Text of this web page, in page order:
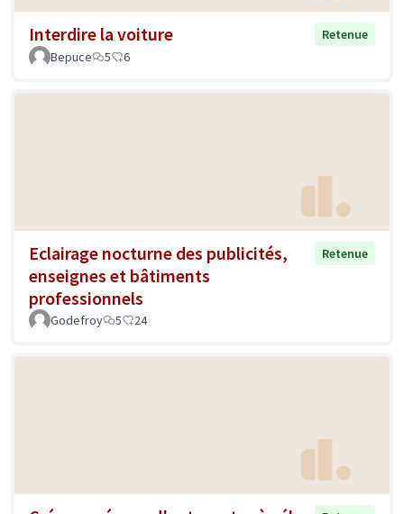
Interdire la voiture
Retenue
Bepuce
5 6
Eclairage nocturne des publicités,
enseignes et bâtiments
professionnels
Retenue
Godefroy 5 24